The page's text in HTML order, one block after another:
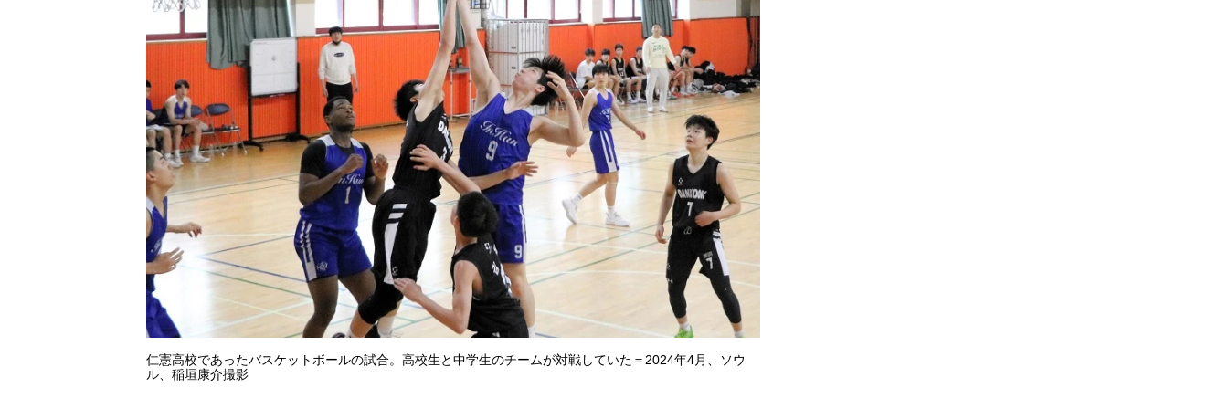
仁憲高校であったバスケットボールの試合。高校生と中学生のチームが対戦していた＝2024年4月、ソウ
ル、稲垣康介撮影